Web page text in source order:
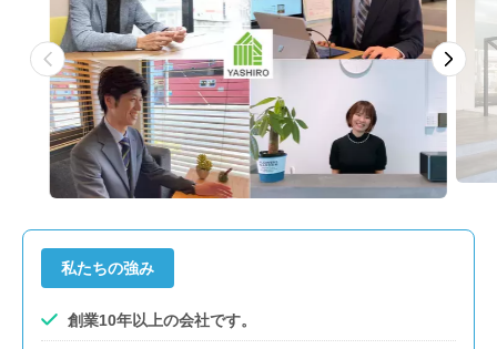
不動産会社向け情報
私たちの強み
創業10年以上の会社です。